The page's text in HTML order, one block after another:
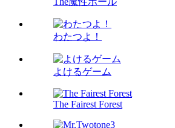
わたつよ！
よけるゲーム
The Fairest Forest